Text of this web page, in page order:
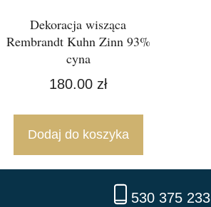
Dekoracja wisząca
Rembrandt Kuhn Zinn 93%
cyna
180.00 zł
Dodaj do koszyka
530 375 233